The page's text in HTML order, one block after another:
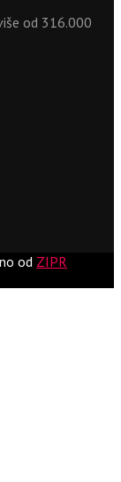
od 316.000
od ZIPR